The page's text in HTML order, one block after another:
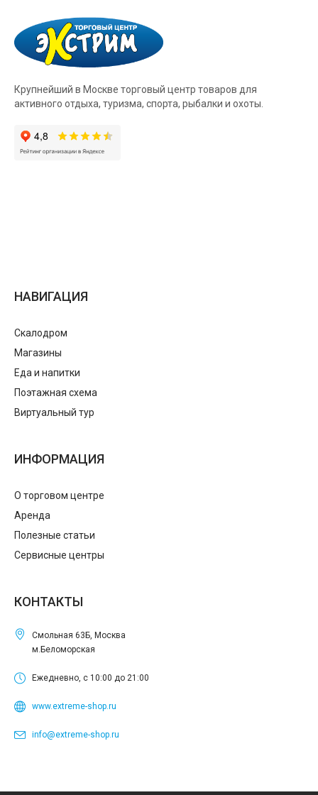
Крупнейший в Москве торговый центр товаров для
активного отдыха, туризма, спорта, рыбалки и охоты.
НАВИГАЦИЯ
Скалодром
Магазины
Еда и напитки
Поэтажная схема
Виртуальный тур
ИНФОРМАЦИЯ
О торговом центре
Аренда
Полезные статьи
Сервисные центры
КОНТАКТЫ
Смольная 63Б, Москва
м.Беломорская
Ежедневно, с 10:00 до 21:00
www.extreme-shop.ru
info@extreme-shop.ru